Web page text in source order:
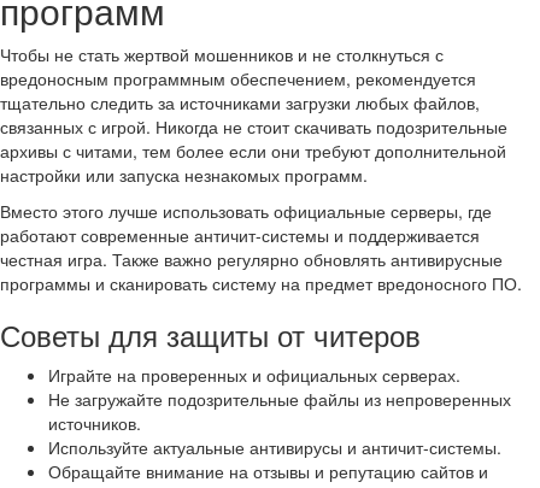
Чтобы не стать жертвой мошенников и не столкнуться с
вредоносным программным обеспечением, рекомендуется
тщательно следить за источниками загрузки любых файлов,
связанных с игрой. Никогда не стоит скачивать подозрительные
архивы с читами, тем более если они требуют дополнительной
настройки или запуска незнакомых программ.
Вместо этого лучше использовать официальные серверы, где
работают современные античит-системы и поддерживается
честная игра. Также важно регулярно обновлять антивирусные
программы и сканировать систему на предмет вредоносного ПО.
Советы для защиты от читеров
Играйте на проверенных и официальных серверах.
Не загружайте подозрительные файлы из непроверенных
источников.
Используйте актуальные антивирусы и античит-системы.
Обращайте внимание на отзывы и репутацию сайтов и